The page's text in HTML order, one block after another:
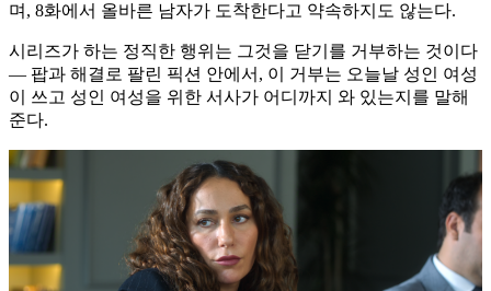
며, 8화에서 올바른 남자가 도착한다고 약속하지도 않는다.
시리즈가 하는 정직한 행위는 그것을 닫기를 거부하는 것이다
— 팝과 해결로 팔린 픽션 안에서, 이 거부는 오늘날 성인 여성
이 쓰고 성인 여성을 위한 서사가 어디까지 와 있는지를 말해
준다.